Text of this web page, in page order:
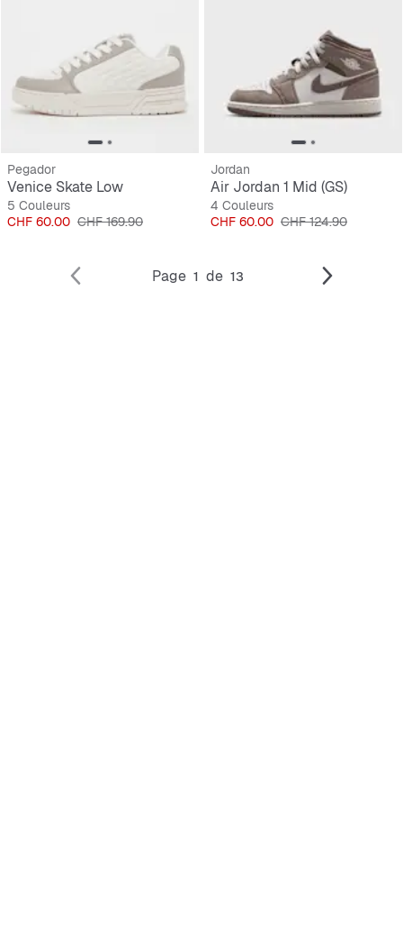
Pegador
Venice Skate Low
5 Couleurs
Prix
CHF 60.00 Prix original
CHF 169.90
Jordan
Air Jordan 1 Mid (GS)
4 Couleurs
Prix
CHF 60.00 Prix original
CHF 124.90
Page 1 de 13